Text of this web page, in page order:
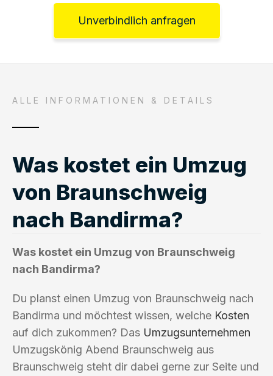
Unverbindlich anfragen
ALLE INFORMATIONEN & DETAILS
Was kostet ein Umzug
von Braunschweig
nach Bandirma?
Was kostet ein Umzug von Braunschweig
nach Bandirma?
Du planst einen Umzug von Braunschweig nach
Bandirma und möchtest wissen, welche Kosten
auf dich zukommen? Das Umzugsunternehmen
Umzugskönig Abend Braunschweig aus
Braunschweig steht dir dabei gerne zur Seite und